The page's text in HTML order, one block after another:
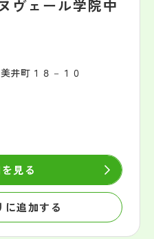
ヴェール学院中
井町１８－１０
に追加する
見る